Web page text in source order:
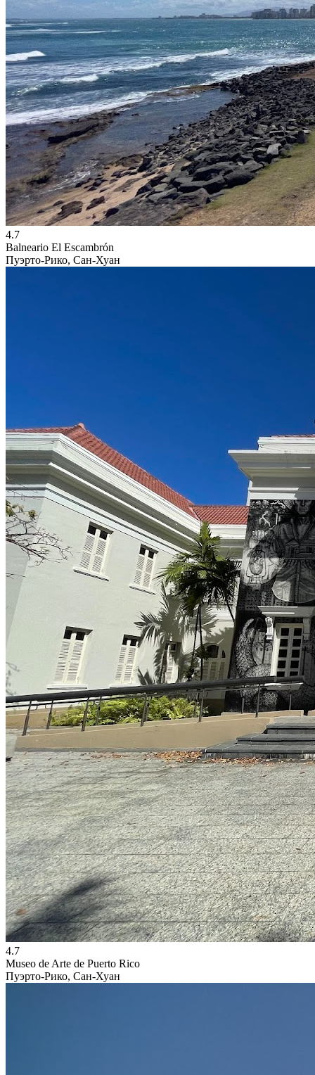
4.7
Balneario El Escambrón
Пуэрто-Рико, Сан-Хуан
4.7
Museo de Arte de Puerto Rico
Пуэрто-Рико, Сан-Хуан